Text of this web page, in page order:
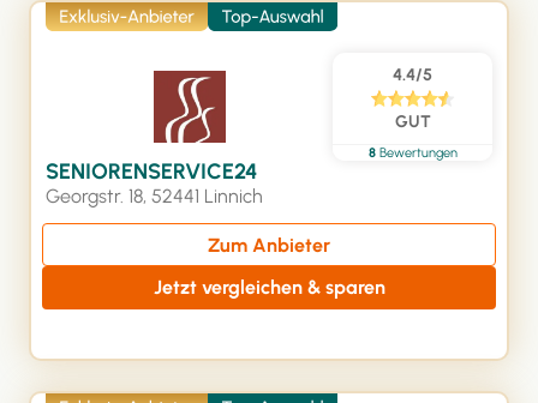
4.4/5
GUT
8 Bewertungen
SENIORENSERVICE24
Georgstr. 18, 52441 Linnich
Zum Anbieter
Jetzt vergleichen & sparen